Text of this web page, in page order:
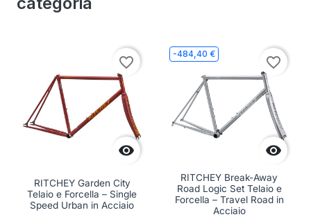

favorite_border
RITCHEY Garden City
Telaio e Forcella – Single
Speed Urban in Acciaio
-484,40 €

favorite_border
RITCHEY Break-Away
Road Logic Set Telaio e
Forcella – Travel Road in
Acciaio